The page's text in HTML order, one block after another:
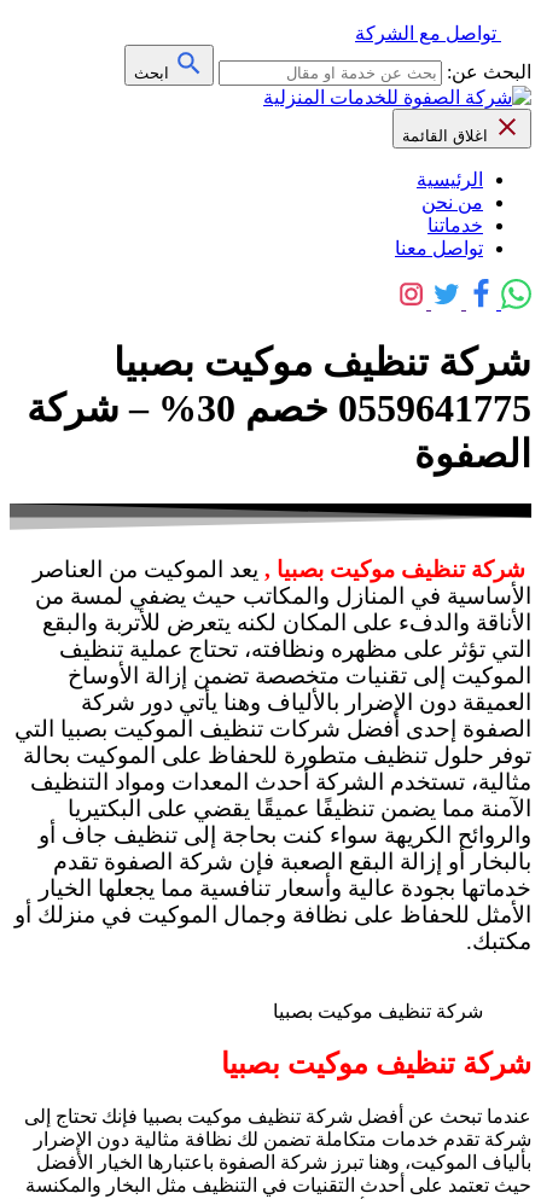
تواصل مع الشركة
البحث عن:
ابحث
اغلاق القائمة
الرئيسية
من نحن
خدماتنا
تواصل معنا
شركة تنظيف موكيت بصبيا
0559641775 خصم 30% – شركة
الصفوة
شركة تنظيف موكيت بصبيا , يعد الموكيت من العناصر
الأساسية في المنازل والمكاتب حيث يضفي لمسة من
الأناقة والدفء على المكان لكنه يتعرض للأتربة والبقع
التي تؤثر على مظهره ونظافته، تحتاج عملية تنظيف
الموكيت إلى تقنيات متخصصة تضمن إزالة الأوساخ
العميقة دون الإضرار بالألياف وهنا يأتي دور شركة
الصفوة إحدى أفضل شركات تنظيف الموكيت بصبيا التي
توفر حلول تنظيف متطورة للحفاظ على الموكيت بحالة
مثالية، تستخدم الشركة أحدث المعدات ومواد التنظيف
الآمنة مما يضمن تنظيفًا عميقًا يقضي على البكتيريا
والروائح الكريهة سواء كنت بحاجة إلى تنظيف جاف أو
بالبخار أو إزالة البقع الصعبة فإن شركة الصفوة تقدم
خدماتها بجودة عالية وأسعار تنافسية مما يجعلها الخيار
الأمثل للحفاظ على نظافة وجمال الموكيت في منزلك أو
مكتبك.
شركة تنظيف موكيت بصبيا
شركة تنظيف موكيت بصبيا
عندما تبحث عن أفضل شركة تنظيف موكيت بصبيا فإنك تحتاج إلى
شركة تقدم خدمات متكاملة تضمن لك نظافة مثالية دون الإضرار
بألياف الموكيت، وهنا تبرز شركة الصفوة باعتبارها الخيار الأفضل
حيث تعتمد على أحدث التقنيات في التنظيف مثل البخار والمكنسة